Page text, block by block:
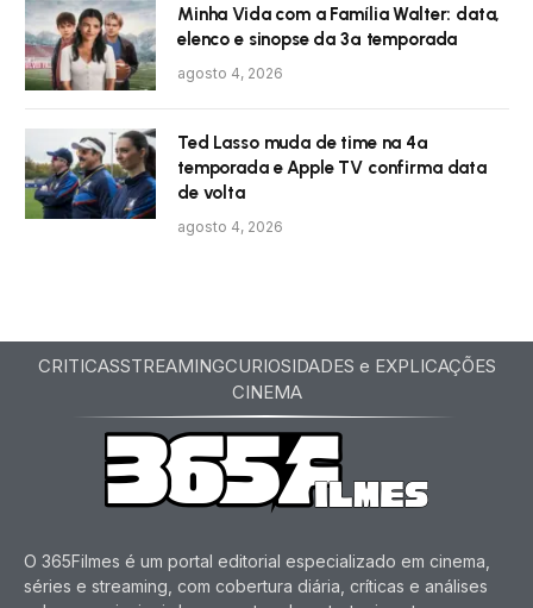
Minha Vida com a Família Walter: data,
elenco e sinopse da 3ª temporada
agosto 4, 2026
Ted Lasso muda de time na 4ª
temporada e Apple TV confirma data
de volta
agosto 4, 2026
CRITICASSTREAMINGCURIOSIDADES e EXPLICAÇÕES
CINEMA
O 365Filmes é um portal editorial especializado em cinema,
séries e streaming, com cobertura diária, críticas e análises